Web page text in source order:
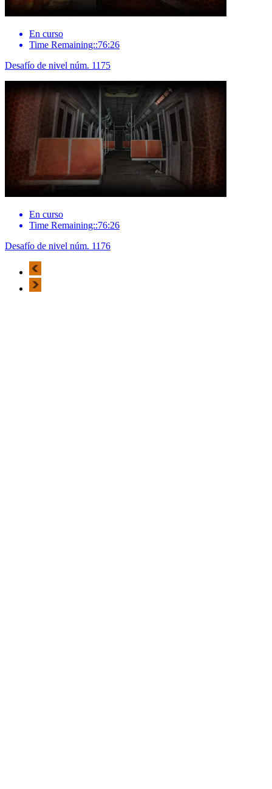
En curso
Time Remaining::76:26
Desafío de nivel núm. 1175
En curso
Time Remaining::76:26
Desafío de nivel núm. 1176